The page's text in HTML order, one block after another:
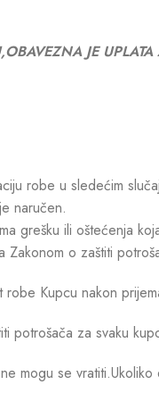
JE
robe u sledećim
naručen.
grešku ili oštećenja
Zakonom o zaštiti
Kupcu nakon
potrošača za svaku
mogu se